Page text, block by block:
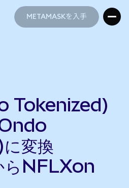
METAMASKを入手
Tokenized)
変換
らNFLXon